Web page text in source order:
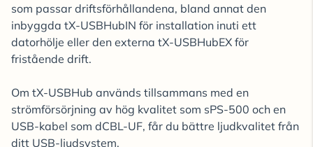
som passar driftsförhållandena, bland annat den
inbyggda tX-USBHubIN för installation inuti ett
datorhölje eller den externa tX-USBHubEX för
fristående drift.
Om tX-USBHub används tillsammans med en
strömförsörjning av hög kvalitet som sPS-500 och en
USB-kabel som dCBL-UF, får du bättre ljudkvalitet från
ditt USB-ljudsystem.